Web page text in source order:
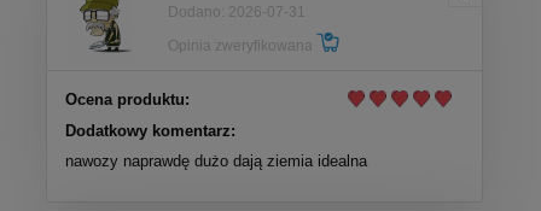
Dodano: 2026-07-31
Opinia zweryfikowana
Ocena produktu:
Dodatkowy komentarz:
nawozy naprawdę dużo dają ziemia idealna